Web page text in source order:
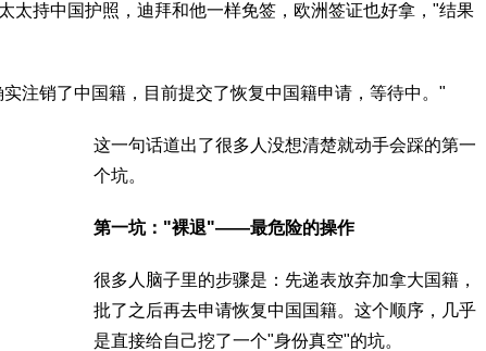
太持中国护照，迪拜和他一样免签，欧洲签证也好拿，"结果
注销了中国籍，目前提交了恢复中国籍申请，等待中。"
这一句话道出了很多人没想清楚就动手会踩的第一
个坑。
第一坑："裸退"——最危险的操作
很多人脑子里的步骤是：先递表放弃加拿大国籍，
批了之后再去申请恢复中国国籍。这个顺序，几乎
是直接给自己挖了一个"身份真空"的坑。